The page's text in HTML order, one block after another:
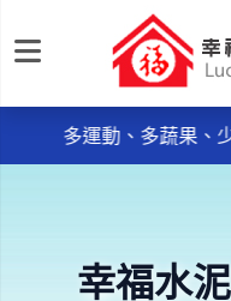
幸福水
每日規律運動30分鐘輕
多運動、多蔬果、
《品質政策》~ ● 服務
每日規律運動30分鐘輕
幸福水